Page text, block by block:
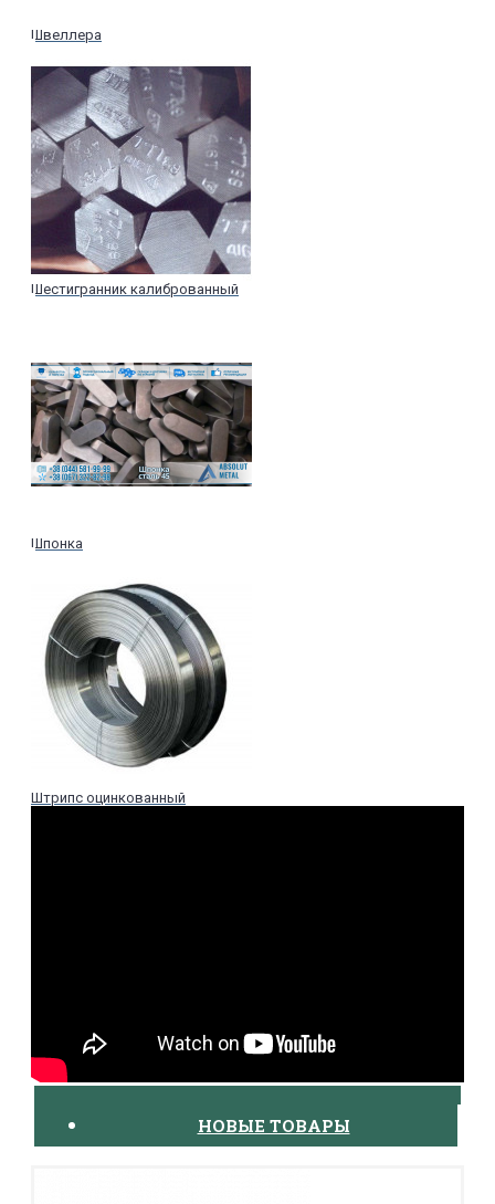
Швеллера
Шестигранник калиброванный
Шпонка
Штрипс оцинкованный
НОВЫЕ ТОВАРЫ